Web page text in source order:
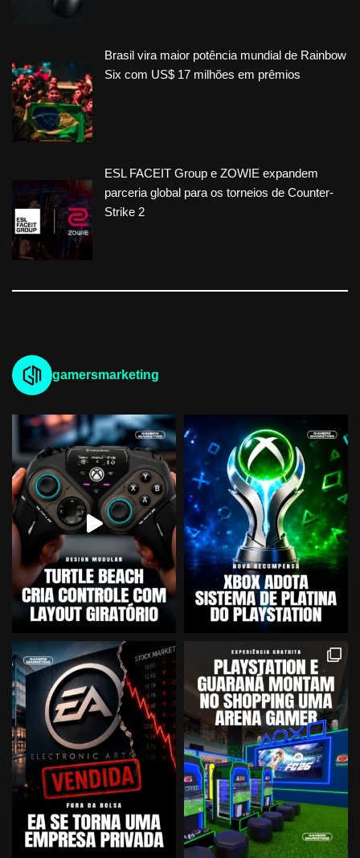
Brasil vira maior potência mundial de Rainbow
Six com US$ 17 milhões em prêmios
ESL FACEIT Group e ZOWIE expandem
parceria global para os torneios de Counter-
Strike 2
gamersmarketing